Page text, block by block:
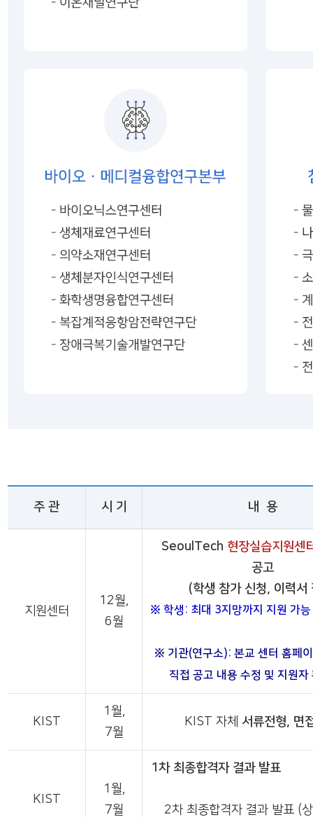
주 관 시 기 내 용
지원센터
12월,
6월
SeoulTech 현장실습지원센
공고
(학생 참가 신청, 이력서
※ 학생: 최대 3지망까지
※ 기관(연구소): 본교 센터 홈페
직접 공고 내용 수정 및 지원자
KIST
1월,
7월
KIST 자체 서류전형, 면
KIST
1월,
7월
1차 최종합격자 결과 발표
2차 최종합격자 결과 발표 (